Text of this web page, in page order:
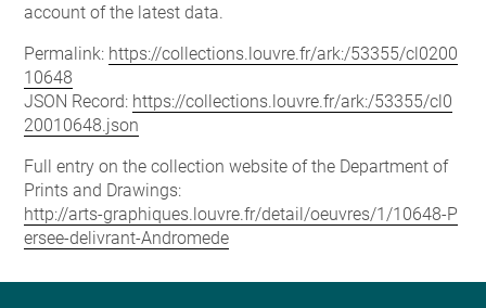
account of the latest data.
Permalink: https://collections.louvre.fr/ark:/53355/cl0200
10648
JSON Record: https://collections.louvre.fr/ark:/53355/cl0
20010648.json
Full entry on the collection website of the Department of
Prints and Drawings:
http://arts-graphiques.louvre.fr/detail/oeuvres/1/10648-P
ersee-delivrant-Andromede